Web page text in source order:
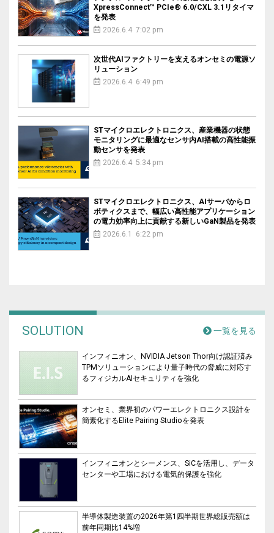
XpressConnect™ PCIe® 6.0/CXL 3.1リタイマ
を発表
2026.6.4 7:02 pm
次世代AIファクトリーを支えるオンセミの電源ソ
リューション
2026.6.4 6:49 pm
STマイクロエレクトロニクス、産業機器の状態
モニタリングに最適なセンサ内AI搭載の高性能振
動センサを発表
2026.6.4 5:34 pm
STマイクロエレクトロニクス、AIサーバからロ
ボティクスまで、幅広い高性能アプリケーション
の電力効率向上に貢献する新しいGaN製品を発表
2026.6.1 6:22 pm
SOLUTION 一覧を見る
インフィニオン、NVIDIA Jetson Thor向け認証済み
TPMソリューションにより量子時代の脅威に対応す
るフィジカルAIセキュリティを強化
オンセミ、業界初のパワーエレクトロニクス設計を
簡素化するElite Pairing Studioを発表
インフィニオンとシーメンス、SiCを活用し、データ
センターや工場における電気的保護を強化
半導体製造装置の2026年第1四半期世界総販売額は
前年同期比14%増